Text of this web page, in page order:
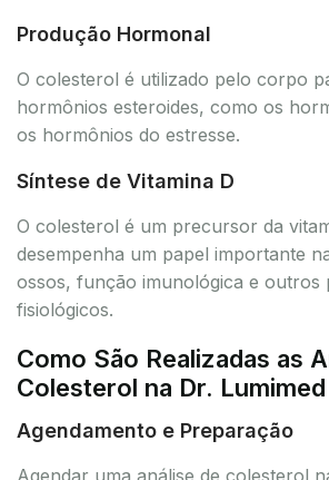
Produção Hormonal
O colesterol é utilizado pelo corpo
hormônios esteroides, como os
os hormônios do estresse.
Síntese de Vitamina D
O colesterol é um precursor da
desempenha um papel importante
ossos, função imunológica e outros
fisiológicos.
Como São Realizadas as
Colesterol na Dr. Lumimed
Agendamento e Preparação
Agendar uma análise de colesterol